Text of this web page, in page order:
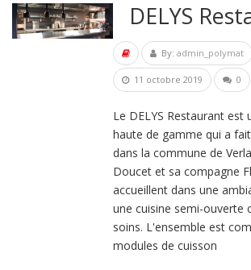
DELYS
By:admin_polymat
11 octobre 2019 0
Le DELYS Restaurant est
haute de gamme qui a
dans la commune de
Doucet et sa compagne
accueillent dans une
une cuisine semi-ouverte
soins. L'ensemble est
modules de cuisson